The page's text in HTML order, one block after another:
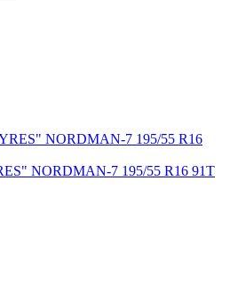
NORDMAN-7 195/55 R16 91T